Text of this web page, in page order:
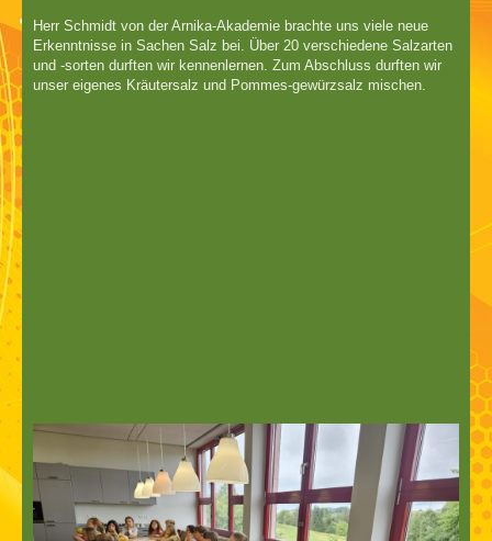
Herr Schmidt von der Arnika-Akademie brachte uns viele neue
Erkenntnisse in Sachen Salz bei. Über 20 verschiedene Salzarten
und -sorten durften wir kennenlernen. Zum Abschluss durften wir
unser eigenes Kräutersalz und Pommes-gewürzsalz mischen.